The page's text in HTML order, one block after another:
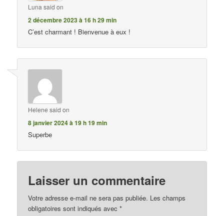
Luna said on
2 décembre 2023 à 16 h 29 min
C’est charmant ! Bienvenue à eux !
Helene said on
8 janvier 2024 à 19 h 19 min
Superbe
Laisser un commentaire
Votre adresse e-mail ne sera pas publiée. Les champs
obligatoires sont indiqués avec*